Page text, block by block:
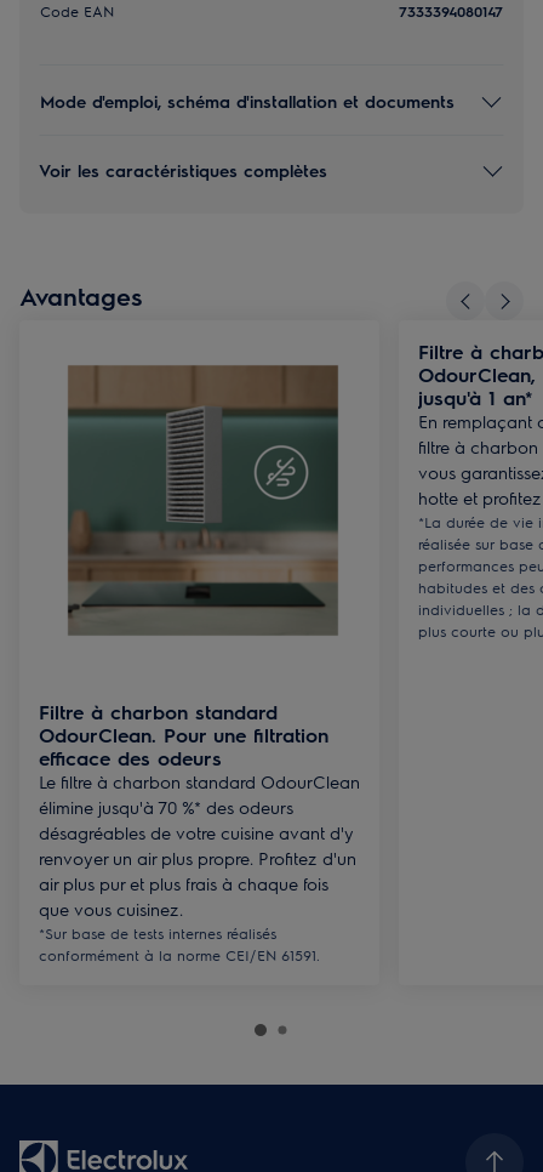
Code EAN 7333394080147
Mode d'emploi, schéma d'installation et documents
Voir les caractéristiques complètes
Avantages
Filtre à charbon standard
OdourClean. Pour une filtration
efficace des odeurs
Le filtre à charbon standard OdourClean
élimine jusqu'à 70 %* des odeurs
désagréables de votre cuisine avant d'y
renvoyer un air plus propre. Profitez d'un
air plus pur et plus frais à chaque fois
que vous cuisinez.
*Sur base de tests internes réalisés
conformément à la norme CEI/EN 61591.
Filtre à
jusqu'à 1 an*
En remplaçant
filtre à
vous
hotte et
*La durée de vie
réalisée sur base
performances
habitudes et des
individuelles ; la
plus courte ou